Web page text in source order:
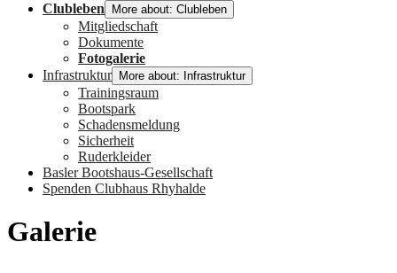
Clubleben
More about: Clubleben
Mitgliedschaft
Dokumente
Fotogalerie
Infrastruktur
More about: Infrastruktur
Trainingsraum
Bootspark
Schadensmeldung
Sicherheit
Ruderkleider
Basler Bootshaus-Gesellschaft
Spenden Clubhaus Rhyhalde
Galerie